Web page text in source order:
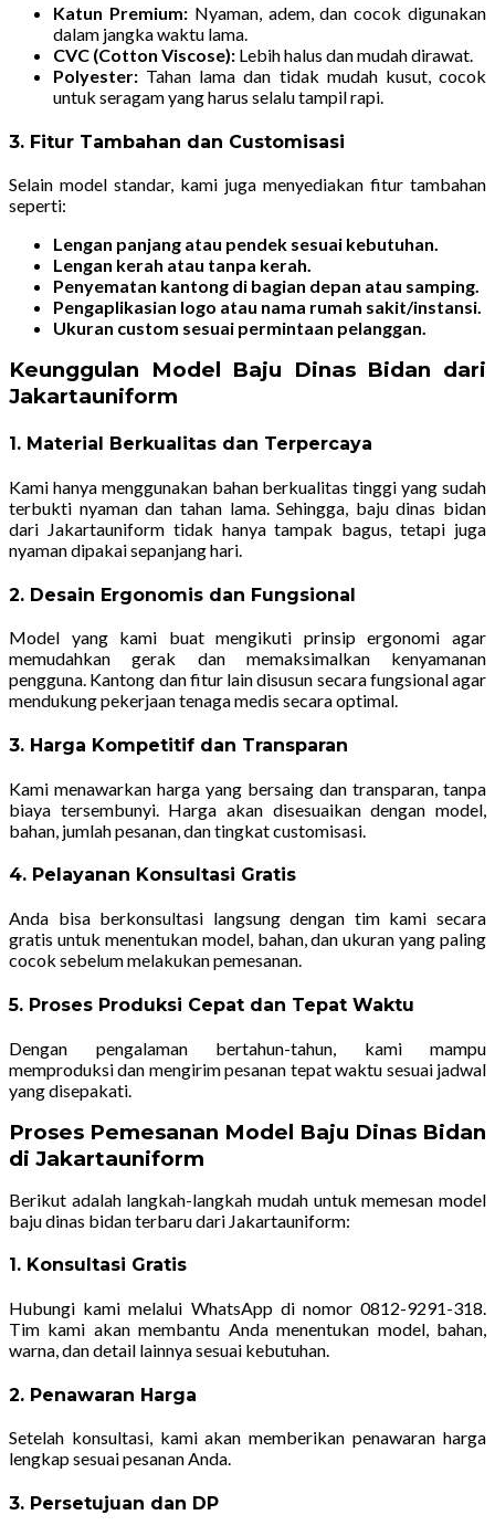
Katun Premium:Nyaman, adem, dan cocok digunakan
dalam jangka waktu lama.
CVC (Cotton Viscose): Lebih halus dan mudah dirawat.
Polyester: Tahan lama dan tidak mudah kusut, cocok
untuk seragam yang harus selalu tampil rapi.
3. Fitur Tambahan dan Customisasi
Selain model standar, kami juga menyediakan fitur tambahan
seperti:
Lengan panjang atau pendek sesuai kebutuhan.
Lengan kerah atau tanpa kerah.
Penyematan kantong di bagian depan atau samping.
Pengaplikasian logo atau nama rumah sakit/instansi.
Ukuran custom sesuai permintaan pelanggan.
Keunggulan Model Baju Dinas Bidan dari
Jakartauniform
1. Material Berkualitas dan Terpercaya
Kami hanya menggunakan bahan berkualitas tinggi yang sudah
terbukti nyaman dan tahan lama. Sehingga, baju dinas bidan
dari Jakartauniform tidak hanya tampak bagus, tetapi juga
nyaman dipakai sepanjang hari.
2. Desain Ergonomis dan Fungsional
Model yang kami buat mengikuti prinsip ergonomi agar
memudahkan gerak dan memaksimalkan kenyamanan
pengguna. Kantong dan fitur lain disusun secara fungsional agar
mendukung pekerjaan tenaga medis secara optimal.
3. Harga Kompetitif dan Transparan
Kami menawarkan harga yang bersaing dan transparan, tanpa
biaya tersembunyi. Harga akan disesuaikan dengan model,
bahan, jumlah pesanan, dan tingkat customisasi.
4. Pelayanan Konsultasi Gratis
Anda bisa berkonsultasi langsung dengan tim kami secara
gratis untuk menentukan model, bahan, dan ukuran yang paling
cocok sebelum melakukan pemesanan.
5. Proses Produksi Cepat dan Tepat Waktu
Dengan pengalaman bertahun-tahun, kami mampu
memproduksi dan mengirim pesanan tepat waktu sesuai jadwal
yang disepakati.
Proses Pemesanan Model Baju Dinas Bidan
di Jakartauniform
Berikut adalah langkah-langkah mudah untuk memesan model
baju dinas bidan terbaru dari Jakartauniform:
1. Konsultasi Gratis
Hubungi kami melalui WhatsApp di nomor 0812-9291-318.
Tim kami akan membantu Anda menentukan model, bahan,
warna, dan detail lainnya sesuai kebutuhan.
2. Penawaran Harga
Setelah konsultasi, kami akan memberikan penawaran harga
lengkap sesuai pesanan Anda.
3. Persetujuan dan DP